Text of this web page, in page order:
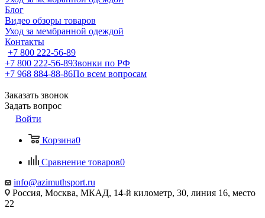
Блог
Видео обзоры товаров
Уход за мембранной одеждой
Контакты
+7 800 222-56-89
+7 800 222-56-89Звонки по РФ
+7 968 884-88-86По всем вопросам
Заказать звонок
Задать вопрос
Войти
Корзина0
Сравнение товаров0
info@azimuthsport.ru
Россия, Москва, МКАД, 14-й километр, 30, линия 16, место
22